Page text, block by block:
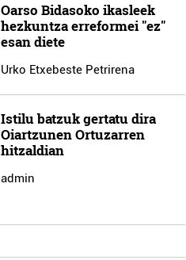
Oarso Bidasoko ikasleek
hezkuntza erreformei "ez"
esan diete
Urko Etxebeste Petrirena
Istilu batzuk gertatu dira
Oiartzunen Ortuzarren
hitzaldian
admin